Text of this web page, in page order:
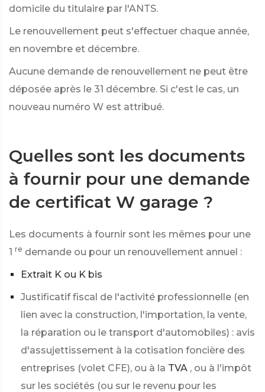
domicile du titulaire par l'ANTS.
Le renouvellement peut s'effectuer chaque année,
en novembre et décembre.
Aucune demande de renouvellement ne peut être
déposée après le 31 décembre. Si c'est le cas, un
nouveau numéro W est attribué.
Quelles sont les documents
à fournir pour une demande
de certificat W garage ?
Les documents à fournir sont les mêmes pour une
1 re demande ou pour un renouvellement annuel :
Extrait K ou K bis
Justificatif fiscal de l'activité professionnelle (en
lien avec la construction, l'importation, la vente,
la réparation ou le transport d'automobiles) : avis
d'assujettissement à la cotisation foncière des
entreprises (volet CFE), ou à la TVA , ou à l'impôt
sur les sociétés (ou sur le revenu pour les